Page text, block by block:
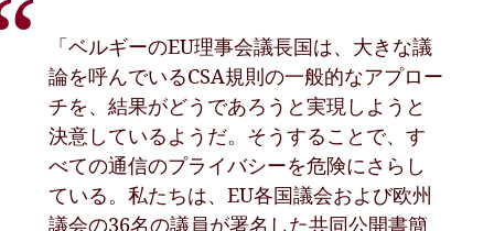
「ベルギーのEU理事会議長国は、大きな議
論を呼んでいるCSA規則の一般的なアプロー
チを、結果がどうであろうと実現しようと
決意しているようだ。そうすることで、す
べての通信のプライバシーを危険にさらし
ている。私たちは、EU各国議会および欧州
議会の36名の議員が署名した共同公開書簡